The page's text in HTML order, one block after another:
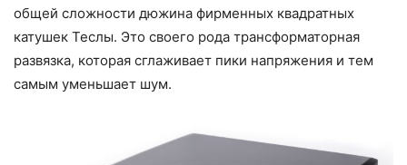
общей сложности дюжина фирменных квадратных
катушек Теслы. Это своего рода трансформаторная
развязка, которая сглаживает пики напряжения и тем
самым уменьшает шум.